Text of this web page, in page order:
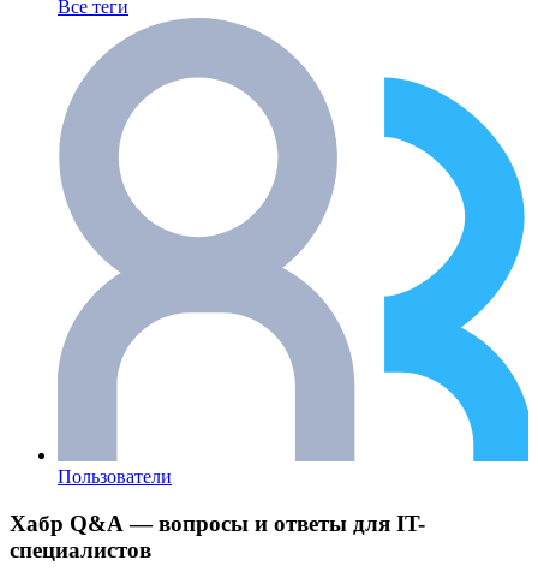
Все теги
Пользователи
Хабр Q&A — вопросы и ответы для IT-
специалистов